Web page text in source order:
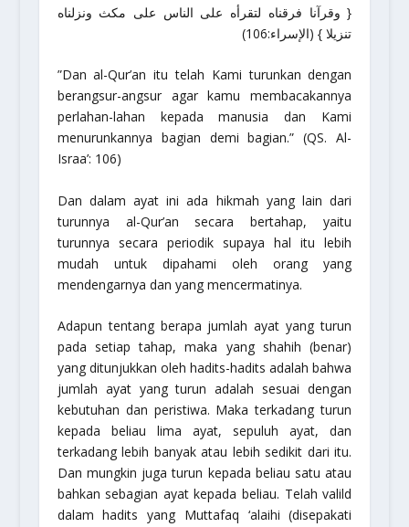
{ وقرآنا فرقناه لتقرأه على الناس على مكث ونزلناه
تنزيلا } (الإسراء:106)
”Dan al-Qur’an itu telah Kami turunkan dengan
berangsur-angsur agar kamu membacakannya
perlahan-lahan kepada manusia dan Kami
menurunkannya bagian demi bagian.” (QS. Al-
Israa’: 106)
Dan dalam ayat ini ada hikmah yang lain dari
turunnya al-Qur’an secara bertahap, yaitu
turunnya secara periodik supaya hal itu lebih
mudah untuk dipahami oleh orang yang
mendengarnya dan yang mencermatinya.
Adapun tentang berapa jumlah ayat yang turun
pada setiap tahap, maka yang shahih (benar)
yang ditunjukkan oleh hadits-hadits adalah bahwa
jumlah ayat yang turun adalah sesuai dengan
kebutuhan dan peristiwa. Maka terkadang turun
kepada beliau lima ayat, sepuluh ayat, dan
terkadang lebih banyak atau lebih sedikit dari itu.
Dan mungkin juga turun kepada beliau satu atau
bahkan sebagian ayat kepada beliau. Telah valild
dalam hadits yang Muttafaq ‘alaihi (disepakati